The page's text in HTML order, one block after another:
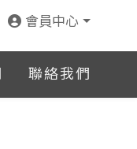
會員中心
聯絡我們